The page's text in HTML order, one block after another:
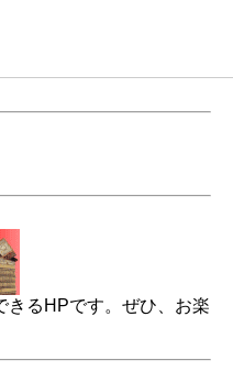
きるHPです。ぜひ、お楽